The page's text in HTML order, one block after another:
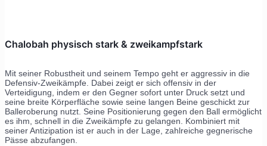
Chalobah physisch stark & zweikampfstark
Mit seiner Robustheit und seinem Tempo geht er aggressiv in die
Defensiv-Zweikämpfe. Dabei zeigt er sich offensiv in der
Verteidigung, indem er den Gegner sofort unter Druck setzt und
seine breite Körperfläche sowie seine langen Beine geschickt zur
Balleroberung nutzt. Seine Positionierung gegen den Ball ermöglicht
es ihm, schnell in die Zweikämpfe zu gelangen. Kombiniert mit
seiner Antizipation ist er auch in der Lage, zahlreiche gegnerische
Pässe abzufangen.